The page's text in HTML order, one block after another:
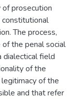
prosecution
constitutional
The process,
the penal social
dialectical field
of the
of the
and that refer